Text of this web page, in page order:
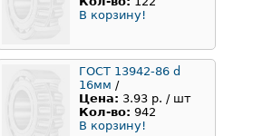
В корзину!
ГОСТ 13942-86 d
16мм /
Цена: 3.93 р. / шт
Кол-во: 942
В корзину!